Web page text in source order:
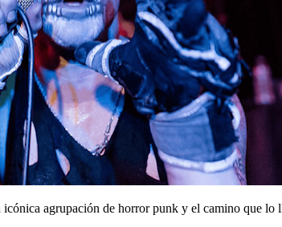
agrupación de horror punk y el camino que lo